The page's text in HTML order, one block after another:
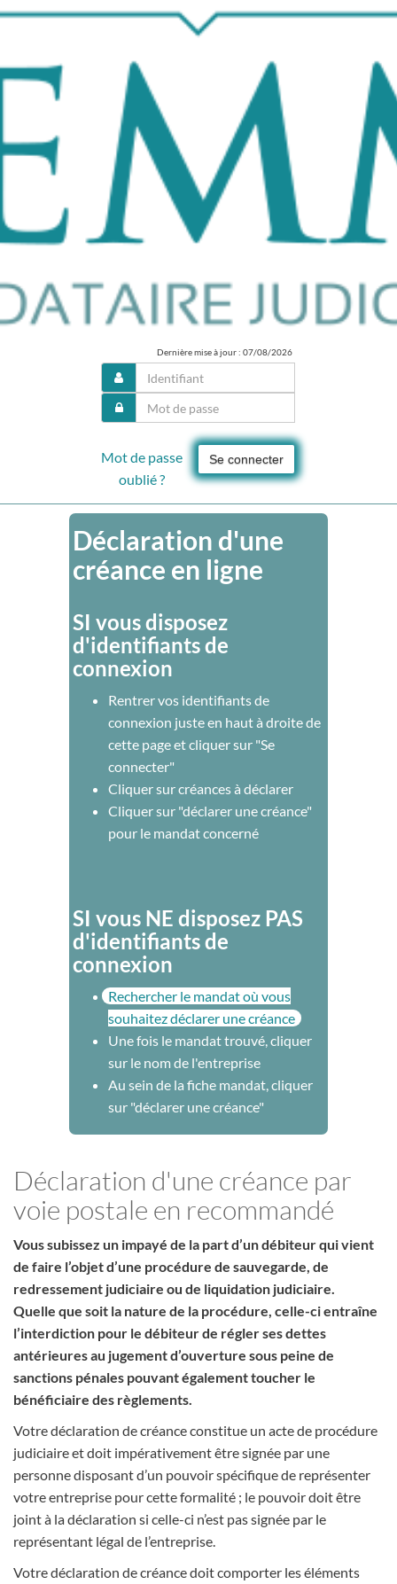
Dernière mise à jour : 07/08/2026
Se connecter
Mot de passe
oublié ?
Déclaration d'une
créance en ligne
SI vous disposez
d'identifiants de
connexion
Rentrer vos identifiants de
connexion juste en haut à droite de
cette page et cliquer sur "Se
connecter"
Cliquer sur créances à déclarer
Cliquer sur "déclarer une créance"
pour le mandat concerné
SI vous NE disposez PAS
d'identifiants de
connexion
Rechercher le mandat où vous
souhaitez déclarer une créance
Une fois le mandat trouvé, cliquer
sur le nom de l'entreprise
Au sein de la fiche mandat, cliquer
sur "déclarer une créance"
Déclaration d'une créance par
voie postale en recommandé
Vous subissez un impayé de la part d’un débiteur qui vient
de faire l’objet d’une procédure de sauvegarde, de
redressement judiciaire ou de liquidation judiciaire.
Quelle que soit la nature de la procédure, celle-ci entraîne
l’interdiction pour le débiteur de régler ses dettes
antérieures au jugement d’ouverture sous peine de
sanctions pénales pouvant également toucher le
bénéficiaire des règlements.
Votre déclaration de créance constitue un acte de procédure
judiciaire et doit impérativement être signée par une
personne disposant d’un pouvoir spécifique de représenter
votre entreprise pour cette formalité ; le pouvoir doit être
joint à la déclaration si celle-ci n’est pas signée par le
représentant légal de l’entreprise.
Votre déclaration de créance doit comporter les éléments